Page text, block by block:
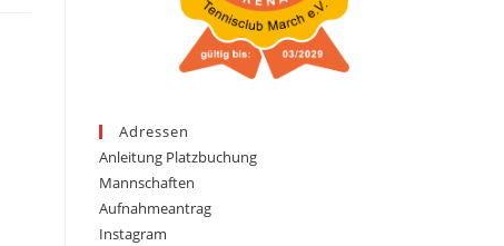
Adressen
Anleitung Platzbuchung
Mannschaften
Aufnahmeantrag
Instagram